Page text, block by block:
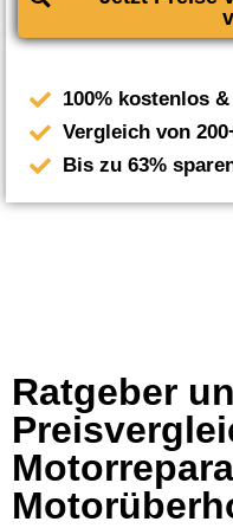
100% kostenlos
Vergleich von
Bis zu 63%
Ratgeber